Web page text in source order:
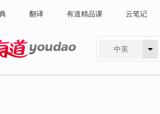
翻译 有道精品课 云笔记
中英